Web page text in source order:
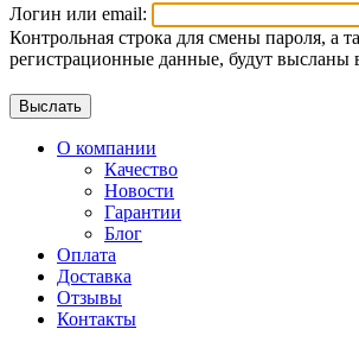
Логин или email:
Контрольная строка для смены пароля, а
регистрационные данные, будут высланы
О компании
Качество
Новости
Гарантии
Блог
Оплата
Доставка
Отзывы
Контакты